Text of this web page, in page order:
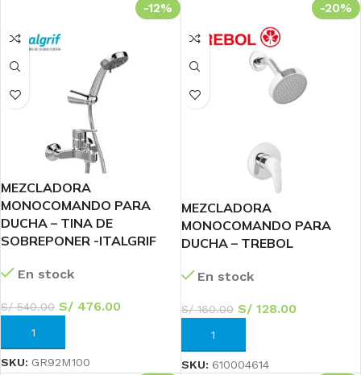
-12%
MEZCLADORA
MONOCOMANDO PARA
DUCHA – TINA DE
SOBREPONER -ITALGRIF
En stock
S/540.00 S/ 476.00
AÑADIR AL CARRITO
SKU: GR92M100
-20%
MEZCLADORA
MONOCOMANDO PARA
DUCHA – TREBOL
En stock
S/160.00 S/128.00
AÑADIR AL CARRITO
SKU: 610004614